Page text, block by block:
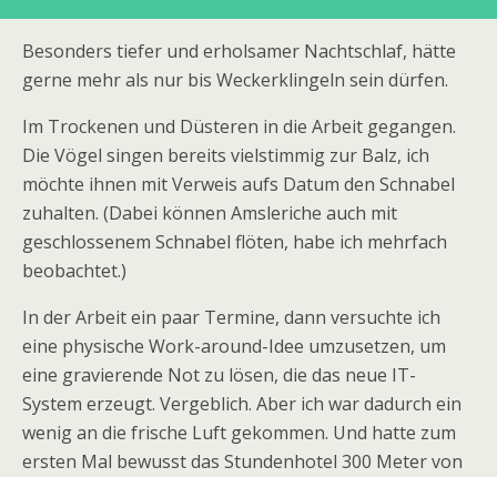
Besonders tiefer und erholsamer Nachtschlaf, hätte
gerne mehr als nur bis Weckerklingeln sein dürfen.
Im Trockenen und Düsteren in die Arbeit gegangen.
Die Vögel singen bereits vielstimmig zur Balz, ich
möchte ihnen mit Verweis aufs Datum den Schnabel
zuhalten. (Dabei können Amsleriche auch mit
geschlossenem Schnabel flöten, habe ich mehrfach
beobachtet.)
In der Arbeit ein paar Termine, dann versuchte ich
eine physische Work-around-Idee umzusetzen, um
eine gravierende Not zu lösen, die das neue IT-
System erzeugt. Vergeblich. Aber ich war dadurch ein
wenig an die frische Luft gekommen. Und hatte zum
ersten Mal bewusst das Stundenhotel 300 Meter von